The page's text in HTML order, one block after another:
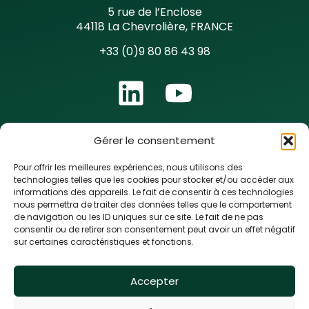
Gérer le consentement
Pour offrir les meilleures expériences, nous utilisons des
technologies telles que les cookies pour stocker et/ou accéder aux
informations des appareils. Le fait de consentir à ces technologies
nous permettra de traiter des données telles que le comportement
de navigation ou les ID uniques sur ce site. Le fait de ne pas
consentir ou de retirer son consentement peut avoir un effet négatif
sur certaines caractéristiques et fonctions.
Accepter
5 rue de l’Enclose
44118 La Chevrolière, FRANCE
+33 (0)9 80 86 43 98